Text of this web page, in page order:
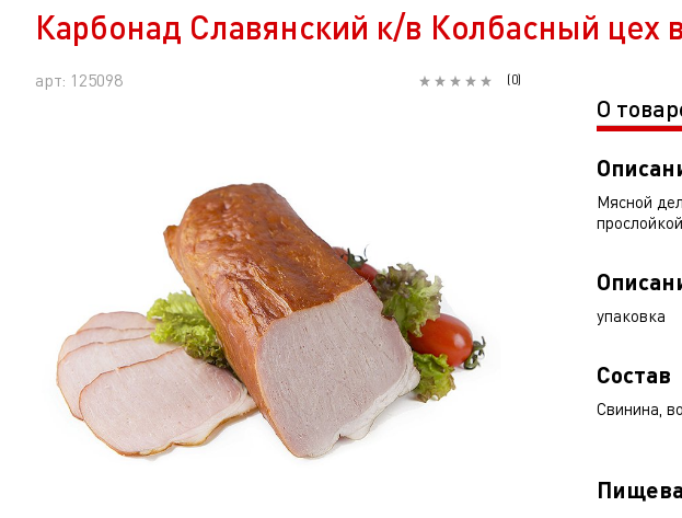
Славянский
Карбонад Славянский к/в Колбасный цех
арт: 125098 (0)
О
Мясной
упаковка
Состав
Свинина,